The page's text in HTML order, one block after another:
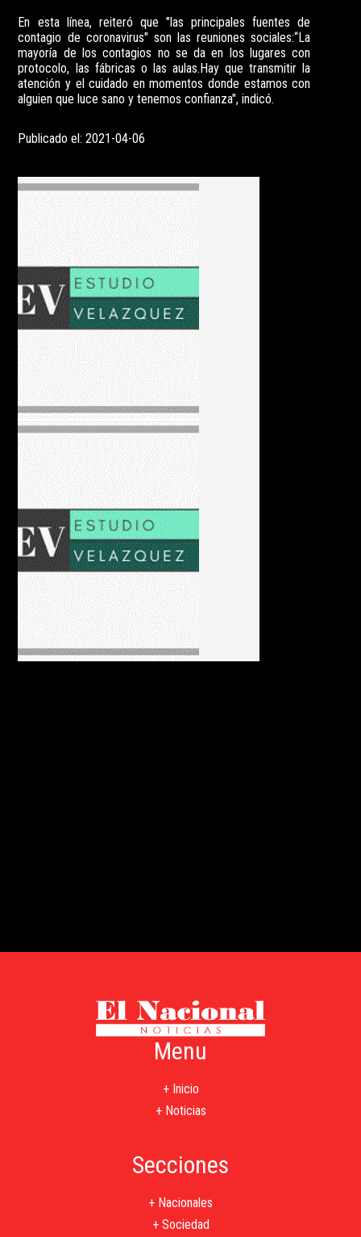
En esta línea, reiteró que "las principales fuentes de
contagio de coronavirus" son las reuniones sociales:“La
mayoría de los contagios no se da en los lugares con
protocolo, las fábricas o las aulas.Hay que transmitir la
atención y el cuidado en momentos donde estamos con
alguien que luce sano y tenemos confianza", indicó.
Publicado el: 2021-04-06
Menu
+ Inicio
+ Noticias
Secciones
+ Nacionales
+ Sociedad